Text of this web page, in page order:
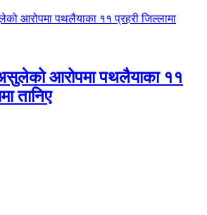
आरोपमा पथलैयाका ११
तानिए